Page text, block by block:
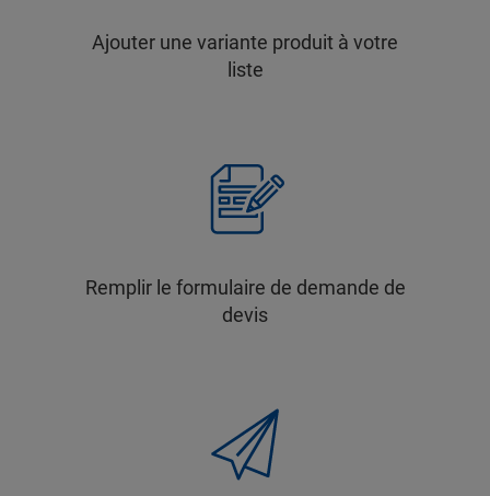
Ajouter une variante produit à votre
liste
Remplir le formulaire de demande de
devis